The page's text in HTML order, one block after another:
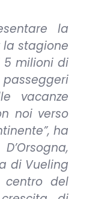
la
stagione
5 milioni di
vacanze
noi verso
ha
di Vueling
centro del